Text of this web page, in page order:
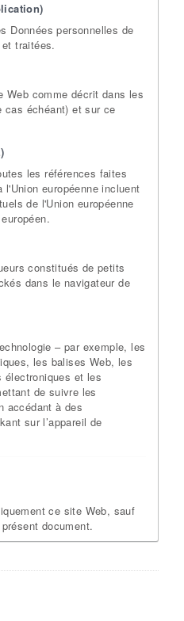
Données personnelles de
traitées.
Web comme décrit dans les
cas échéant) et sur ce
les références faites
européenne incluent
de l'Union européenne
constitués de petits
dans le navigateur de
– par exemple, les
les balises Web, les
et les
de suivre les
accédant à des
sur l’appareil de
ce site Web, sauf
document.